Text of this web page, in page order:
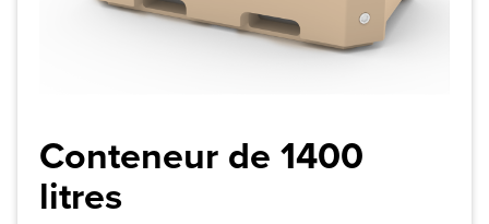
Conteneur de 1400
litres